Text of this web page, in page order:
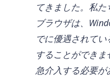
てきました。私
ブラウザは、
でに優遇されて
することができ
急介入する必要が